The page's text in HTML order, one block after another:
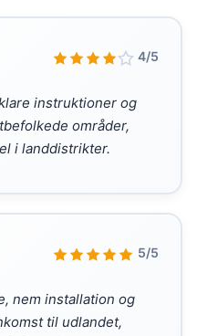
4/5
instruktioner og
områder,
i landdistrikter.
5/5
nem installation og
til udlandet,